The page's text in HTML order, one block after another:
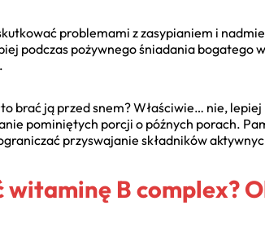
problemami z zasypianiem i
podczas pożywnego śniadania bogatego
brać ją przed snem? Właściwie… nie,
pominiętych porcji o późnych porach.
przyswajanie składników
B complex?